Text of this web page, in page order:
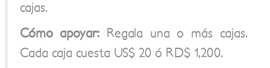
cajas.
Cómo apoyar: Regala una o más cajas.
Cada caja cuesta US$ 20 ó RD$ 1,200.